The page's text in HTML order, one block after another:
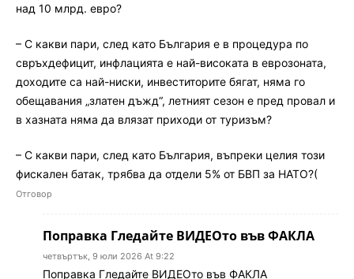
над 10 млрд. евро?
– С какви пари, след като България е в процедура по
свръхдефицит, инфлацията е най-високата в еврозоната,
доходите са най-ниски, инвеститорите бягат, няма го
обещавания „златен дъжд“, летният сезон е пред провал и
в хазната няма да влязат приходи от туризъм?
– С какви пари, след като България, въпреки целия този
фискален батак, трябва да отдели 5% от БВП за НАТО?(
Отговор
Поправка Гледайте ВИДЕОто във ФАКЛА
четвъртък, 9 юли 2026 At 9:22
Поправка Гледайте ВИДЕОто във ФАКЛА